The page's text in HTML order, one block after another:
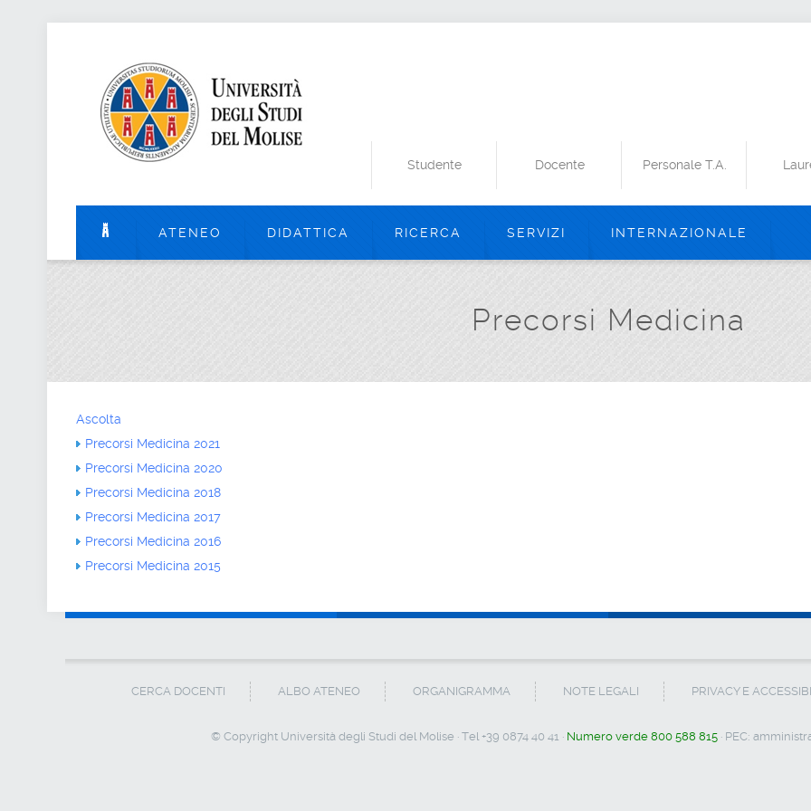
Studente Docente Personale T.A.
ATENEO DIDATTICA RICERCA SERVIZI INTERNAZIONALE
Precorsi Medicina
Ascolta
Precorsi Medicina 2021
Precorsi Medicina 2020
Precorsi Medicina 2018
Precorsi Medicina 2017
Precorsi Medicina 2016
Precorsi Medicina 2015
CERCA DOCENTI ALBO ATENEO ORGANIGRAMMA NOTE LEGALI PRIVACY E
© Copyright Università degli Studi del Molise · Tel +39 0874 40 41 · Numero verde 800 588 815 · PEC: